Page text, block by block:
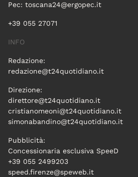
Pec: toscana24@ergopec.it
+39 055 27071
INFO
Redazione:
redazione@t24quotidiano.it
Direzione:
direttore@t24quotidiano.it
cristianomeoni@t24quotidiano.it
simonabandino@t24quotidiano.it
Pubblicità:
Concessionaria esclusiva SpeeD
+39 055 2499203
speed.firenze@speweb.it